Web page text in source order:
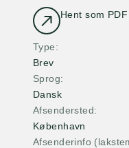
Hent som PDF
Type
Brev
Sprog
Dansk
Afsendersted
København
Afsenderinfo